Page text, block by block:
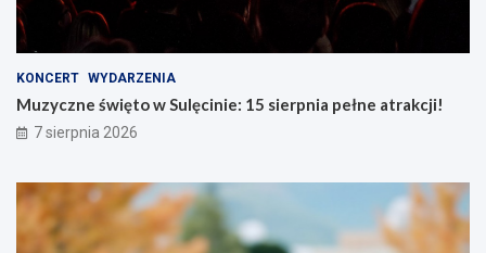
KONCERT WYDARZENIA
Muzyczne święto w Sulęcinie: 15 sierpnia pełne atrakcji!
7 sierpnia 2026